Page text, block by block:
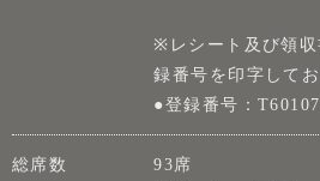
※レシート及び領
録番号を印字して
●登録番号：
総席数
93席